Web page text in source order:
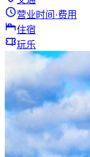
营业时间·费用
住宿
玩乐